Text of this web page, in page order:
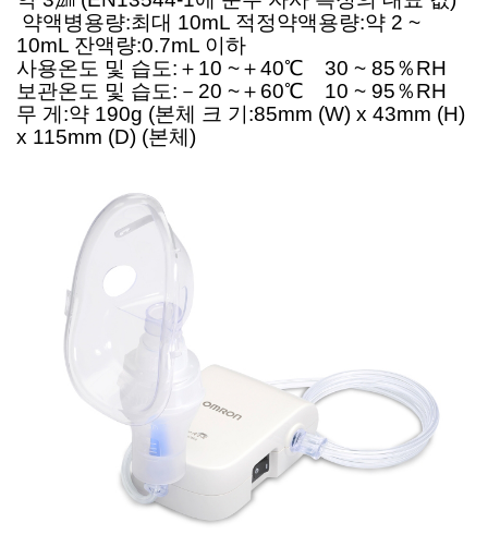
약액병용량:최대 10mL 적정약액용량:약 2 ~
10mL 잔액량:0.7mL 이하
사용온도 및 습도:＋10 ~＋40℃ 30 ~ 85％RH
보관온도 및 습도:－20 ~＋60℃ 10 ~ 95％RH
무 게:약 190g (본체 크 기:85mm (W) x 43mm (H)
x 115mm (D) (본체)